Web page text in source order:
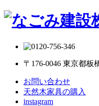
〒176-0046 東京都板
お問い合わせ
天然木家具の購入
instagram